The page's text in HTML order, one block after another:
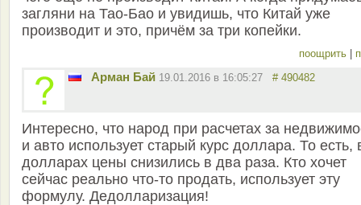
загляни на Тао-Бао и увидишь, что Китай уже
производит и это, причём за три копейки.
поощрить |
Арман Бай 19.01.2016 в 16:05:27 # 490482
Интересно, что народ при расчетах за
и авто использует старый курс доллара. То есть,
долларах цены снизились в два раза. Кто хочет
сейчас реально что-то продать, использует эту
формулу. Дедолларизация!